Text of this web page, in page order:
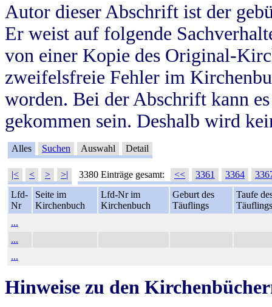
Autor dieser Abschrift ist der
Er weist auf folgende
von einer Kopie des Original-
zweifelsfreie Fehler im
worden. Bei der Abschrift kann
gekommen sein. Deshalb wird
Alles Suchen Auswahl Detail
|< < > >| 3380 Einträge gesamt: << 3361 3364
Lfd-
Nr
Seite im
Kirchenbuch
Lfd-Nr im
Kirchenbuch
Geburt des
Täuflings
Taufe
Täuflings
...
...
...
Hinweise zu den